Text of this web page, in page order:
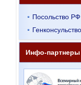
Посольство
Инфо-партнеры